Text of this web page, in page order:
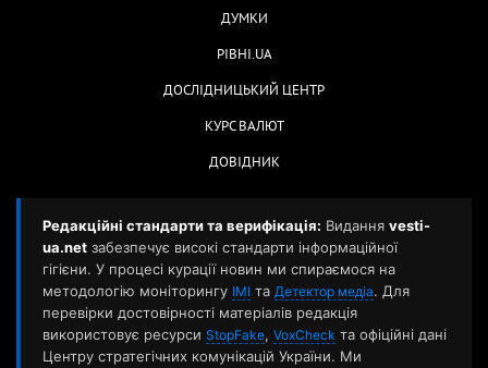
ДУМКИ
РІВНІ.UA
ДОСЛІДНИЦЬКИЙ ЦЕНТР
КУРС ВАЛЮТ
ДОВІДНИК
Редакційні стандарти та верифікація: Видання vesti-
ua.net забезпечує високі стандарти інформаційної
гігієни. У процесі курації новин ми спираємося на
методологію моніторингу ІМІ та Детектор медіа. Для
перевірки достовірності матеріалів редакція
використовує ресурси StopFake, VoxCheck та офіційні дані
Центру стратегічних комунікацій України. Ми